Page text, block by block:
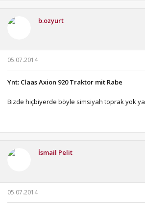
b.ozyurt
05.07.2014
Ynt: Claas Axion 920 Traktor mit Rabe
Bizde hiçbiyerde böyle simsiyah toprak yok ya
İsmail Pelit
05.07.2014